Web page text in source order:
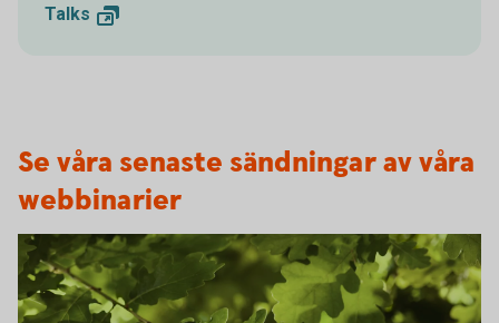
Talks
Se våra senaste sändningar av våra
webbinarier